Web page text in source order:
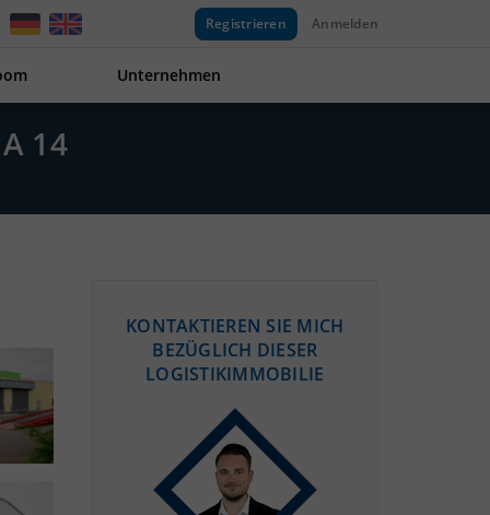
Registrieren Anmelden
Unternehmen
14
KONTAKTIEREN SIE MICH
BEZÜGLICH DIESER
LOGISTIKIMMOBILIE